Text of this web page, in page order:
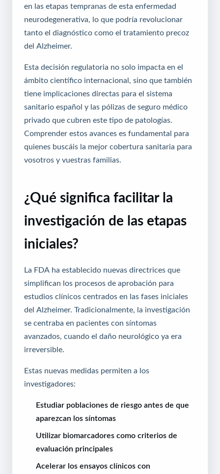
en las etapas tempranas de esta enfermedad
neurodegenerativa, lo que podría revolucionar
tanto el diagnóstico como el tratamiento precoz
del Alzheimer.
Esta decisión regulatoria no solo impacta en el
ámbito científico internacional, sino que también
tiene implicaciones directas para el sistema
sanitario español y las pólizas de seguro médico
privado que cubren este tipo de patologías.
Comprender estos avances es fundamental para
quienes buscáis la mejor cobertura sanitaria para
vosotros y vuestras familias.
¿Qué significa facilitar la
investigación de las etapas
iniciales?
La FDA ha establecido nuevas directrices que
simplifican los procesos de aprobación para
estudios clínicos centrados en las fases iniciales
del Alzheimer. Tradicionalmente, la investigación
se centraba en pacientes con síntomas
avanzados, cuando el daño neurológico ya era
irreversible.
Estas nuevas medidas permiten a los
investigadores:
Estudiar poblaciones de riesgo antes de que
aparezcan los síntomas
Utilizar biomarcadores como criterios de
evaluación principales
Acelerar los ensayos clínicos con